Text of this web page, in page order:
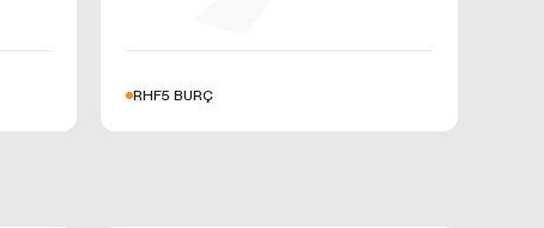
RHF5 BURÇ